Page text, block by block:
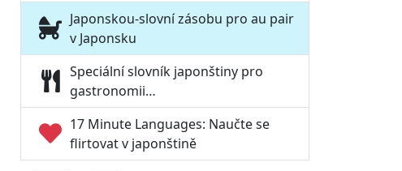
Japonskou-slovní zásobu pro au pair
v Japonsku
Speciální slovník japonštiny pro
gastronomii…
17 Minute Languages: Naučte se
flirtovat v japonštině